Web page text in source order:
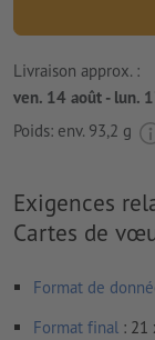
Livraison approx. :
ven. 14 août - lun.
Poids: env. 93,2 g
Exigences
Cartes de
Format de
Format final : 21